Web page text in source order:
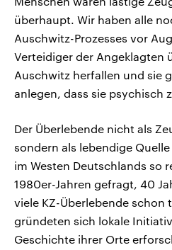
überhaupt. Wir haben alle
Auschwitz-Prozesses vor
Verteidiger der Angeklagten
Auschwitz herfallen und sie
anlegen, dass sie psychisch
Der Überlebende nicht als
sondern als lebendige
im Westen Deutschlands so
1980er-Jahren gefragt, 40
viele KZ-Überlebende schon
gründeten sich lokale
Geschichte ihrer Orte